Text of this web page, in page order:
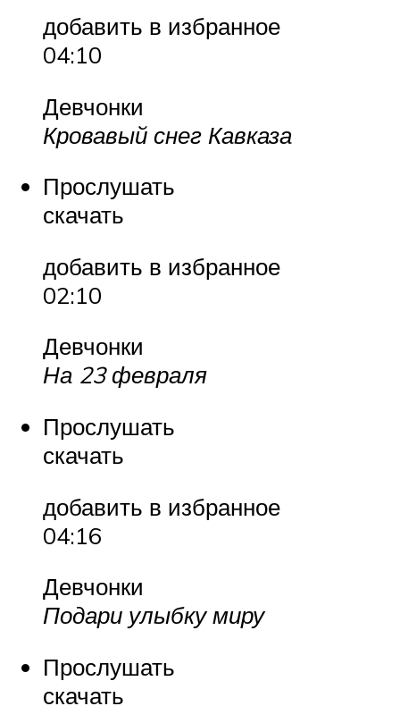
добавить в избранное
04:10
Девчонки
Кровавый снег Кавказа
Прослушать
скачать
добавить в избранное
02:10
Девчонки
На 23 февраля
Прослушать
скачать
добавить в избранное
04:16
Девчонки
Подари улыбку миру
Прослушать
скачать